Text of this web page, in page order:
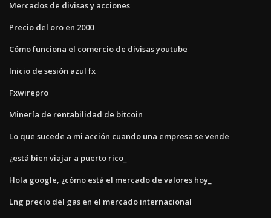
Mercados de divisas y acciones
Precio del oro en 2000
Cómo funciona el comercio de divisas youtube
Inicio de sesión azul fx
Fxwirepro
Minería de rentabilidad de bitcoin
Lo que sucede a mi acción cuando una empresa se vende
¿está bien viajar a puerto rico_
Hola google, ¿cómo está el mercado de valores hoy_
Lng precio del gas en el mercado internacional